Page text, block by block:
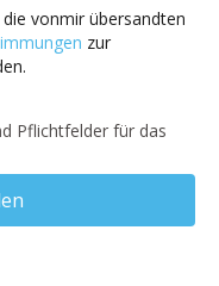
vonmir übersandten
zur
Pflichtfelder für das